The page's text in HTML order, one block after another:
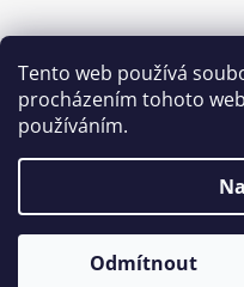
Tento web používá
procházením tohoto
používáním.
Odmítnout
© 2026 Kanekalon-STORE.cz.
vyhrazena.Upravit nastavení